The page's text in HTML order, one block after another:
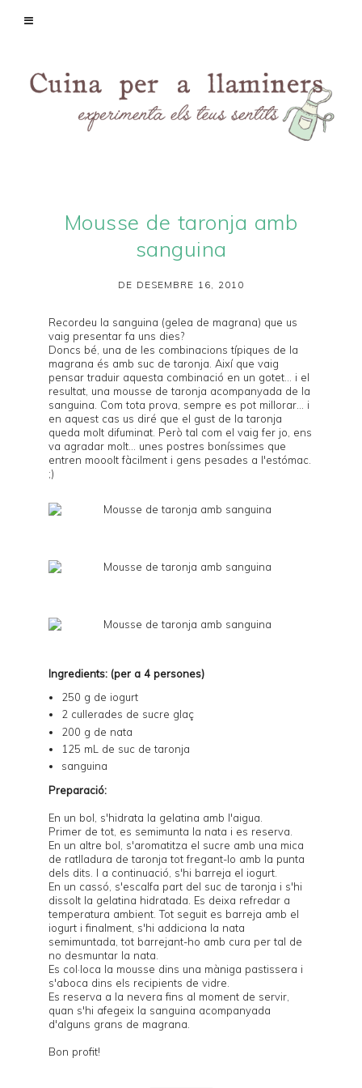
Mousse de taronja amb
sanguina
DE DESEMBRE 16, 2010
Recordeu la sanguina (gelea de magrana) que us
vaig presentar fa uns dies?
Doncs bé, una de les combinacions típiques de la
magrana és amb suc de taronja. Així que vaig
pensar traduir aquesta combinació en un gotet... i el
resultat, una mousse de taronja acompanyada de la
sanguina. Com tota prova, sempre es pot millorar... i
en aquest cas us diré que el gust de la taronja
queda molt difuminat. Però tal com el vaig fer jo, ens
va agradar molt... unes postres boníssimes que
entren mooolt fàcilment i gens pesades a l'estómac.
;)
Ingredients: (per a 4 persones)
250 g de iogurt
2 cullerades de sucre glaç
200 g de nata
125 mL de suc de taronja
sanguina
Preparació:
En un bol, s'hidrata la gelatina amb l'aigua.
Primer de tot, es semimunta la nata i es reserva.
En un altre bol, s'aromatitza el sucre amb una mica
de ratlladura de taronja tot fregant-lo amb la punta
dels dits. I a continuació, s'hi barreja el iogurt.
En un cassó, s'escalfa part del suc de taronja i s'hi
dissolt la gelatina hidratada. Es deixa refredar a
temperatura ambient. Tot seguit es barreja amb el
iogurt i finalment, s'hi addiciona la nata
semimuntada, tot barrejant-ho amb cura per tal de
no desmuntar la nata.
Es col·loca la mousse dins una màniga pastissera i
s'aboca dins els recipients de vidre.
Es reserva a la nevera fins al moment de servir,
quan s'hi afegeix la sanguina acompanyada
d'alguns grans de magrana.
Bon profit!